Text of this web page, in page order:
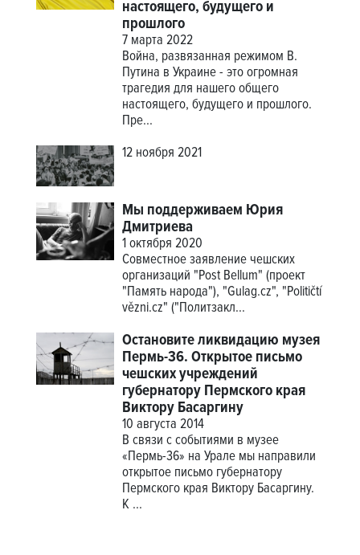
настоящего, будущего и
прошлого
7 марта 2022
Война, развязанная режимом В.
Путина в Украине - это огромная
трагедия для нашего общего
настоящего, будущего и прошлого.
Пре...
12 ноября 2021
Мы поддерживаем Юрия
Дмитриева
1 октября 2020
Совместное заявление чешских
организаций "Post Bellum" (проект
"Память народа"), "Gulag.cz", "Političtí
vězni.cz" ("Политзакл...
Остановите ликвидацию музея
Пермь-36. Открытое письмо
чешских учреждений
губернатору Пермского края
Виктору Басаргину
10 августа 2014
В связи с событиями в музее
«Пермь-36» на Урале мы направили
открытое письмо губернатору
Пермского края Виктору Басаргину.
К ...